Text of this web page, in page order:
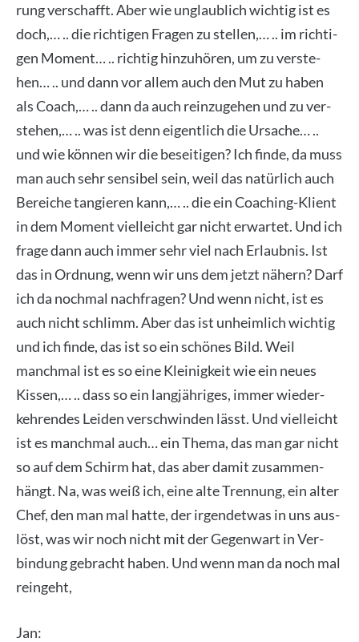
rung ver­schafft. Aber wie unglaub­lich wich­tig ist es
doch,… .. die rich­ti­gen Fra­gen zu stel­len,… .. im rich­ti­
gen Moment… .. rich­tig hin­zu­hö­ren, um zu ver­ste­
hen… .. und dann vor allem auch den Mut zu haben
als Coach,… .. dann da auch rein­zu­ge­hen und zu ver­
ste­hen,… .. was ist denn eigent­lich die Ursa­che… ..
und wie kön­nen wir die besei­ti­gen? Ich fin­de, da muss
man auch sehr sen­si­bel sein, weil das natür­lich auch
Berei­che tan­gie­ren kann,… .. die ein Coa­ching-Kli­ent
in dem Moment viel­leicht gar nicht erwar­tet. Und ich
fra­ge dann auch immer sehr viel nach Erlaub­nis. Ist
das in Ord­nung, wenn wir uns dem jetzt nähern? Darf
ich da noch­mal nach­fra­gen? Und wenn nicht, ist es
auch nicht schlimm. Aber das ist unheim­lich wich­tig
und ich fin­de, das ist so ein schö­nes Bild. Weil
manch­mal ist es so eine Klei­nig­keit wie ein neu­es
Kis­sen,… .. dass so ein lang­jäh­ri­ges, immer wie­der­
keh­ren­des Lei­den ver­schwin­den lässt. Und viel­leicht
ist es manch­mal auch… ein The­ma, das man gar nicht
so auf dem Schirm hat, das aber damit zusam­men­
hängt. Na, was weiß ich, eine alte Tren­nung, ein alter
Chef, den man mal hat­te, der irgend­et­was in uns aus­
löst, was wir noch nicht mit der Gegen­wart in Ver­
bin­dung gebracht haben. Und wenn man da noch mal
rein­geht,
Jan: